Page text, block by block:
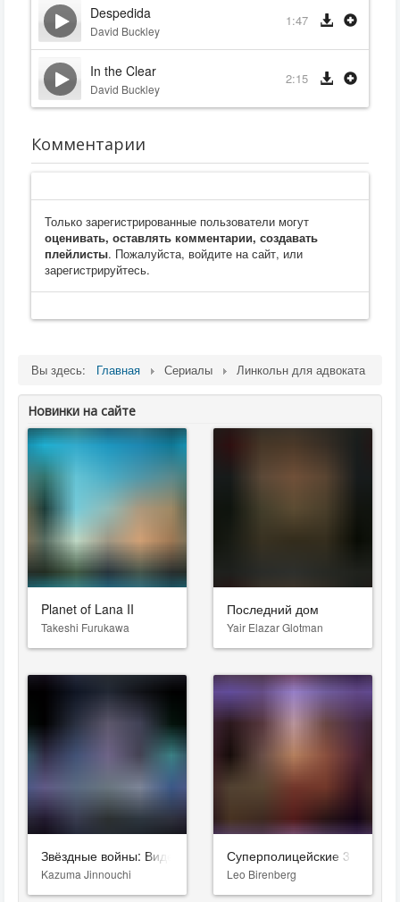
Despedida
David Buckley
1:47
In the Clear
David Buckley
2:15
Комментарии
Только зарегистрированные пользователи могут
оценивать, оставлять комментарии, создавать
плейлисты. Пожалуйста, войдите на сайт, или
зарегистрируйтесь.
Вы здесь: Главная Сериалы Линкольн для адвоката
Новинки на сайте
Planet of Lana II
Takeshi Furukawa
Последний дом
Yair Elazar Glotman
Звёздные войны: Видения. Девятый джедай
Kazuma Jinnouchi
Суперполицейские 3
Leo Birenberg